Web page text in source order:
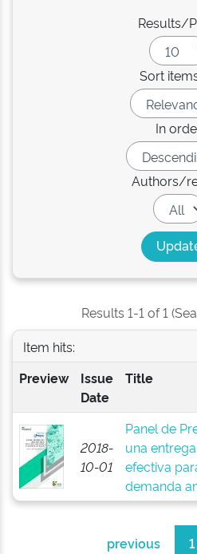
Results/
Sort
In
Authors/
Results 1-1 of 1
Item hits:
Preview
Issue
Date
Title
2018-
10-01
Panel de
una entrega
efectiva
demanda
previous 1